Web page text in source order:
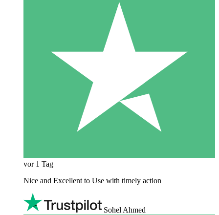
vor 1 Tag
Nice and Excellent to Use with timely action
Sohel Ahmed